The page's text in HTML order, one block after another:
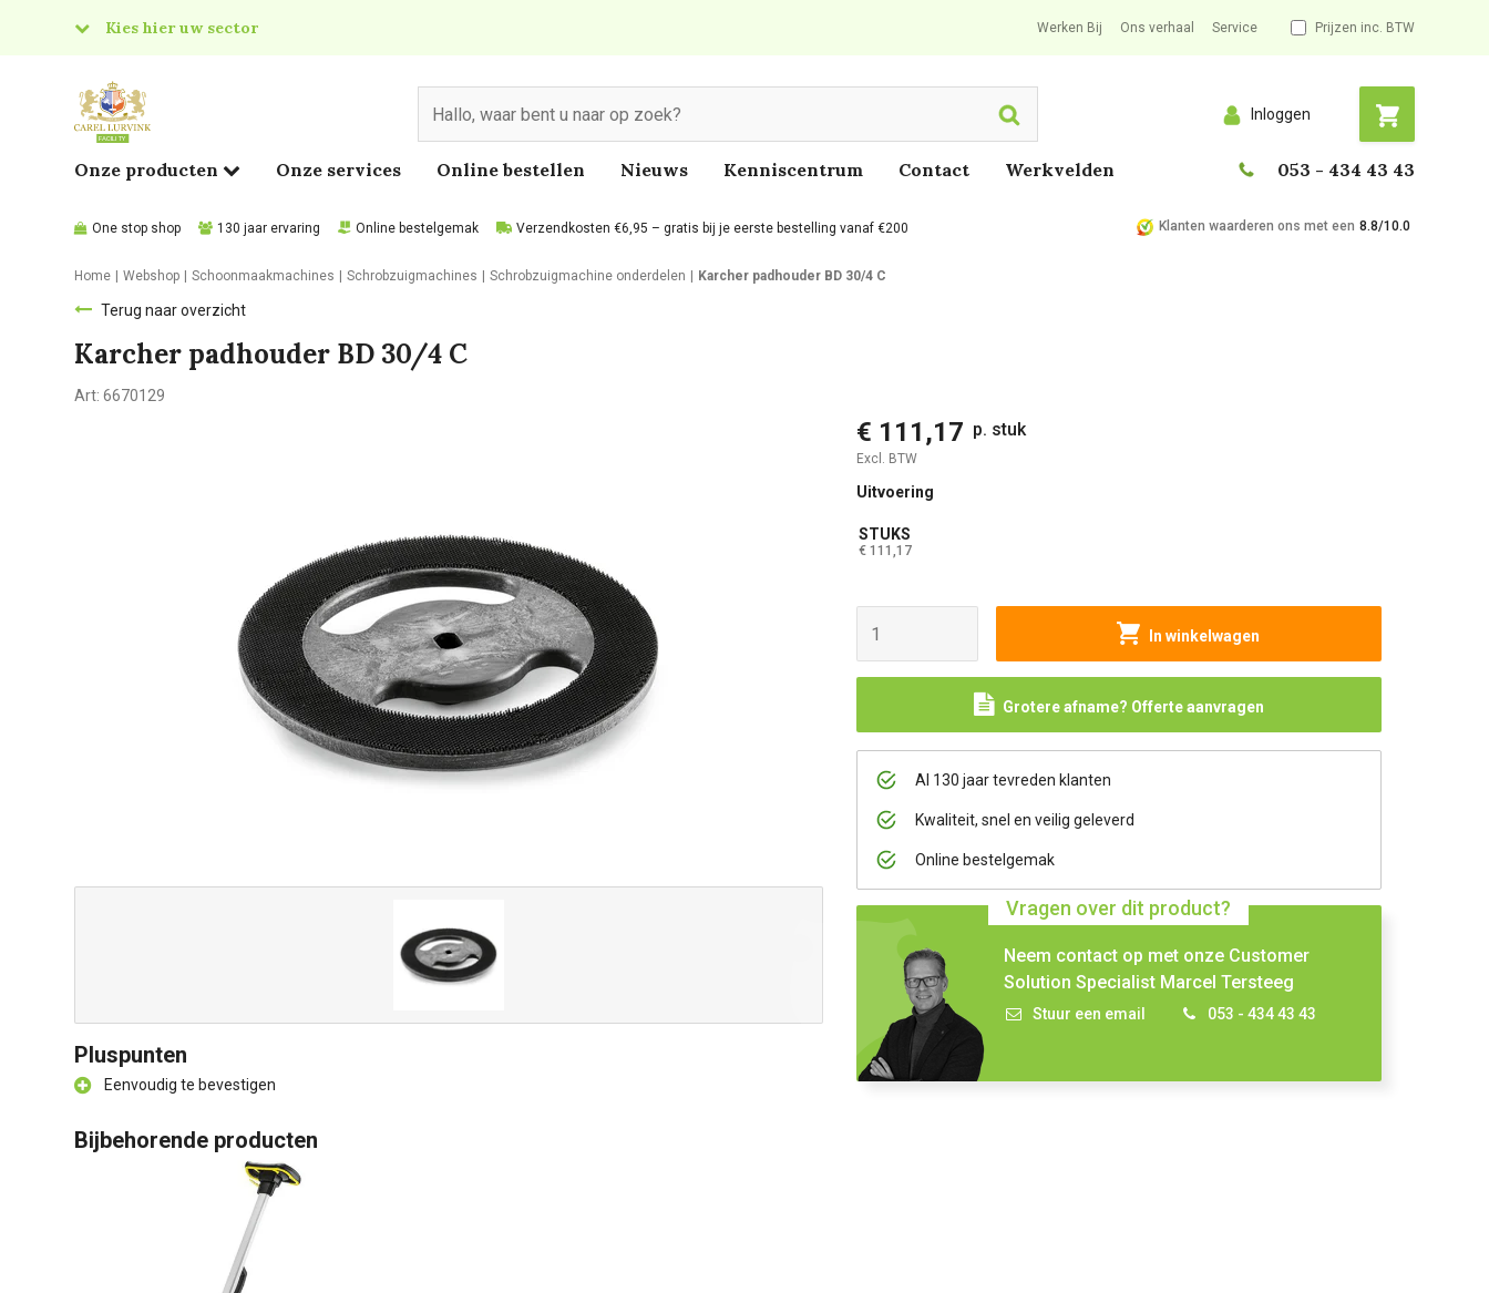
Kies hier uw sector
Food
Werken Bij Ons verhaal Service Prijzen inc. BTW
Search Inloggen
Onze producten Onze services Online bestellen Nieuws Kenniscentrum Contact Werkvelden 053 - 434 43 43
One stop shop 130 jaar ervaring Online bestelgemak Verzendkosten €6,95 – gratis bij je eerste bestelling vanaf €200 Klanten waarderen ons met een 8.8/10.0
Home Webshop Schoonmaakmachines Schrobzuigmachines Schrobzuigmachine onderdelen Karcher padhouder BD 30/4 C
Terug naar overzicht
Karcher padhouder BD 30/4 C
Art: 6670129
€ 111,17 p. stuk
Excl. BTW
Uitvoering
STUKS
€ 111,17
In winkelwagen
Grotere afname? Offerte aanvragen
Al 130 jaar tevreden klanten
Kwaliteit, snel en veilig geleverd
Online bestelgemak
Vragen over dit product?
Neem contact op met onze Customer
Solution Specialist Marcel Tersteeg
Stuur een email 053 - 434 43 43
Pluspunten
Eenvoudig te bevestigen
Bijbehorende producten